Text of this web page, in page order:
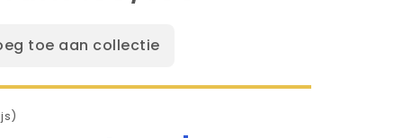
toe aan collectie